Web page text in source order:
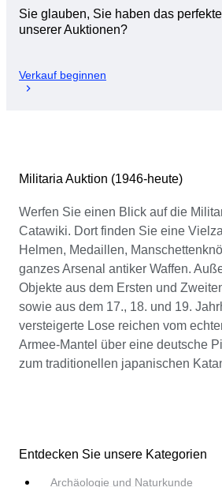
Sie glauben, Sie haben das
unserer Auktionen?
Verkauf beginnen
Militaria Auktion (1946-heute)
Werfen Sie einen Blick auf die
Catawiki. Dort finden Sie eine
Helmen, Medaillen,
ganzes Arsenal antiker Waffen.
Objekte aus dem Ersten und
sowie aus dem 17., 18. und 19.
versteigerte Lose reichen vom
Armee-Mantel über eine deutsche
zum traditionellen japanischen
Entdecken Sie unsere Kategorien
Archäologie und Naturkunde